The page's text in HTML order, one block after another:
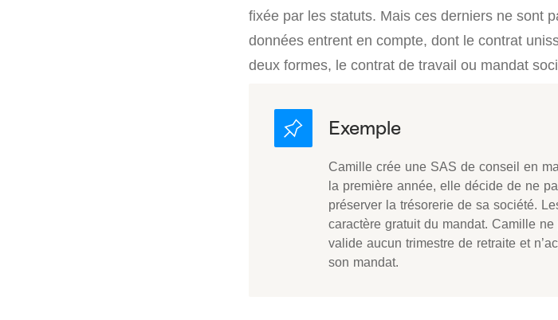
fixée par les statuts. Mais ces derniers ne sont
données entrent en compte, dont le contrat
deux formes, le contrat de travail ou mandat
Camille crée une SAS de conseil en
la première année, elle décide de ne
préserver la trésorerie de sa société.
caractère gratuit du mandat. Camille
valide aucun trimestre de retraite et
son mandat.